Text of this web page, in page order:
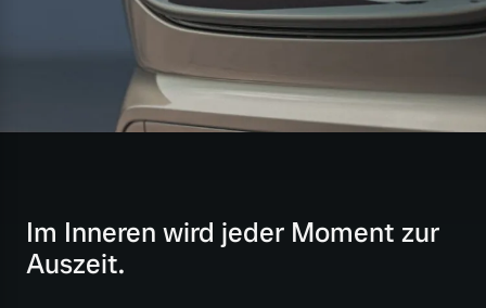
Im Inneren wird jeder Moment zur
Auszeit.